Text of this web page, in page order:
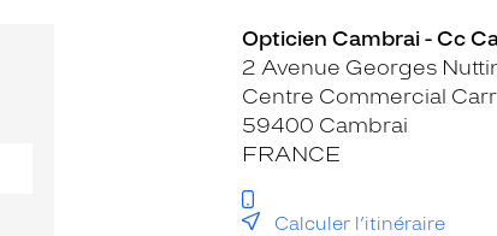
Opticien Cambrai - Cc
2 Avenue Georges
Centre Commercial
59400 Cambrai
FRANCE
Calculer l’itinéraire